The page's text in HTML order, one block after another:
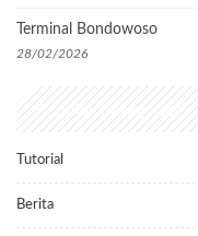
Terminal Bondowoso
28/02/2026
Popular Categories
Tutorial
Berita